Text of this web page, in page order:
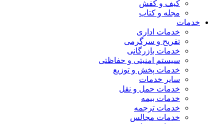
کیف و کفش
مجله و کتاب
خدمات
خدمات اداری
تفریح و سرگرمی
خدمات بازرگانی
سیستم امنیتی و حفاظتی
خدمات پخش و توزیع
سایر خدمات
خدمات حمل و نقل
خدمات بیمه
خدمات ترجمه
خدمات مجالس